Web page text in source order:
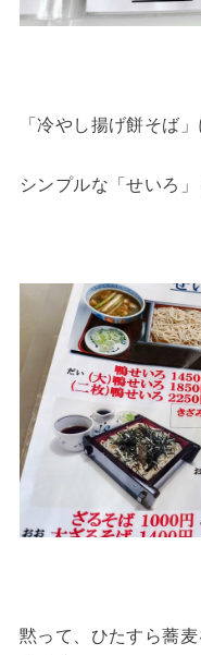
「冷やし揚げ餅そば
シンプルな「せいろ
黙って、ひたすら蕎